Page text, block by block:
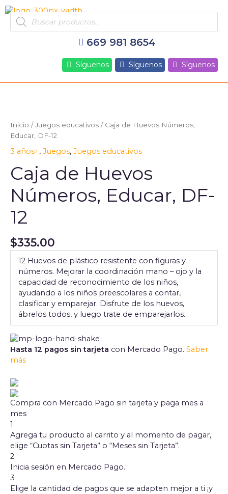
al
contenido
Products
search
669 981 8654
Síguenos Síguenos Síguenos
Inicio /Juegos educativos / Caja de Huevos Números,
Educar, DF-12
3 años+, Juegos, Juegos educativos
Caja de Huevos
Números, Educar, DF-
12
$335.00
12 Huevos de plástico resistente con figuras y
números. Mejorar la coordinación mano – ojo y la
capacidad de reconocimiento de los niños,
ayudando a los niños preescolares a contar,
clasificar y emparejar. Disfrute de los huevos,
ábrelos todos, y luego trate de emparejarlos.
Hasta 12 pagos sin tarjeta con Mercado Pago. Saber
más
Compra con Mercado Pago sin tarjeta y paga mes a
mes
1
Agrega tu producto al carrito y al momento de pagar,
elige “Cuotas sin Tarjeta” o “Meses sin Tarjeta”.
2
Inicia sesión en Mercado Pago.
3
Elige la cantidad de pagos que se adapten mejor a ti ¡y
Huevos
Números,
Educar,
DF-
cantidad